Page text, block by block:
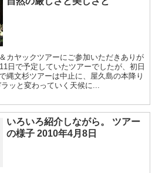
カヤックツアーにご参加いただきありが
日で予定していたツアーでしたが、初日
縄文杉ツアーは中止に、屋久島の本降り
ッと変わっていく天候に...
いろいろ紹介しながら。 ツアー
の様子 2010年4月8日